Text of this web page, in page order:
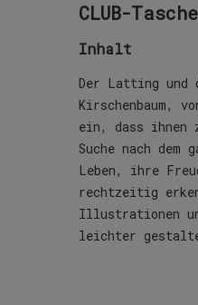
CLUB-
Inhalt
Der Latting und
Kirschenbaum,
ein, dass ihnen
Suche nach
Leben, ihre
rechtzeitig
Illustrationen
leichter